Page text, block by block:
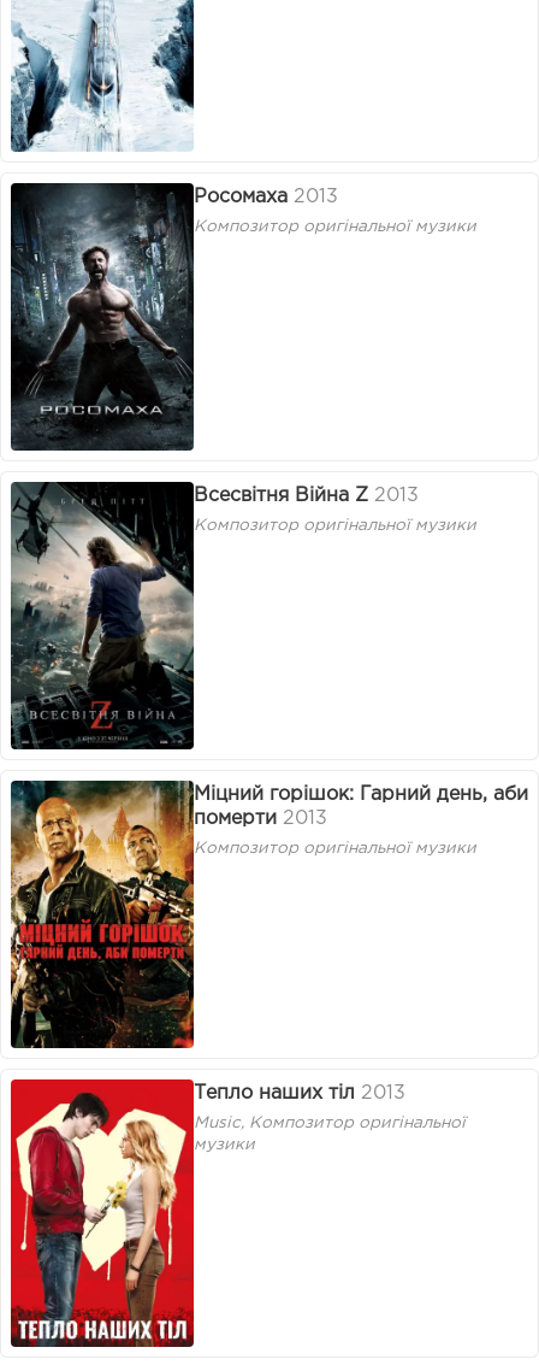
Росомаха 2013
Композитор оригінальної музики
Всесвітня Війна Z 2013
Композитор оригінальної музики
Міцний горішок: Гарний день, аби
померти 2013
Композитор оригінальної музики
Тепло наших тіл 2013
Music, Композитор оригінальної
музики